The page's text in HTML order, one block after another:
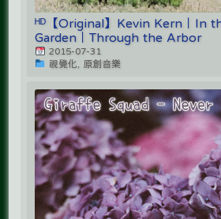
ᴴᴰ【Original】Kevin Kern｜In
Garden｜Through the Arbor
2015-07-31
視覺化, 原創音樂